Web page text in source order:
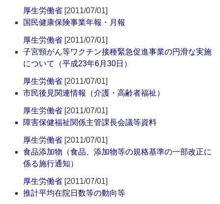
厚生労働省 [2011/07/01]
国民健康保険事業年報・月報
厚生労働省 [2011/07/01]
子宮頸がん等ワクチン接種緊急促進事業の円滑な実施
について（平成23年6月30日）
厚生労働省 [2011/07/01]
市民後見関連情報（介護・高齢者福祉）
厚生労働省 [2011/07/01]
障害保健福祉関係主管課長会議等資料
厚生労働省 [2011/07/01]
食品添加物（食品、添加物等の規格基準の一部改正に
係る施行通知）
厚生労働省 [2011/07/01]
推計平均在院日数等の動向等